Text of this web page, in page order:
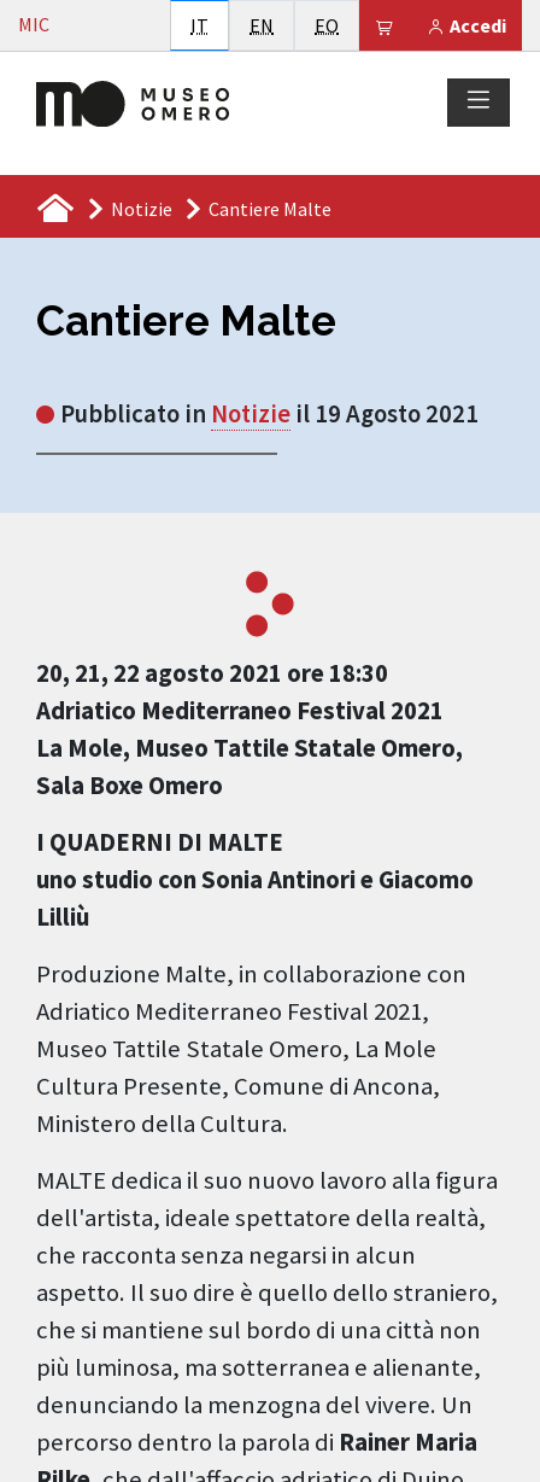
Vai al contenuto
MIC Accedi
Il tuo carrello è
IT Italiano
EN English
EO Esperanto
Notizie Cantiere Malte
Cantiere Malte
Pubblicato in Notizie il 19 Agosto 2021
20, 21, 22 agosto 2021 ore 18:30
Adriatico Mediterraneo Festival 2021
La Mole, Museo Tattile Statale Omero,
Sala Boxe Omero
I QUADERNI DI MALTE
uno studio con Sonia Antinori e Giacomo
Lilliù
Produzione Malte, in collaborazione con
Adriatico Mediterraneo Festival 2021,
Museo Tattile Statale Omero, La Mole
Cultura Presente, Comune di Ancona,
Ministero della Cultura.
MALTE dedica il suo nuovo lavoro alla figura
dell'artista, ideale spettatore della realtà,
che racconta senza negarsi in alcun
aspetto. Il suo dire è quello dello straniero,
che si mantiene sul bordo di una città non
più luminosa, ma sotterranea e alienante,
denunciando la menzogna del vivere. Un
percorso dentro la parola di Rainer Maria